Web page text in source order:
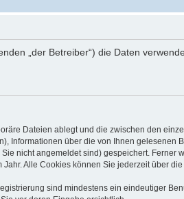
„der Betreiber“) die Daten
Dateien ablegt und die zwischen den
Informationen über die von Ihnen gelesenen
nicht angemeldet sind) gespeichert. Ferner
Alle Cookies können Sie jederzeit über die
sind mindestens ein eindeutiger